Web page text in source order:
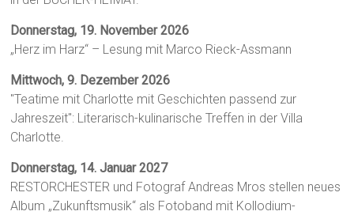
Donnerstag, 19. November 2026
„Herz im Harz“ – Lesung mit Marco Rieck-Assmann
Mittwoch, 9. Dezember 2026
"Teatime mit Charlotte mit Geschichten passend zur
Jahreszeit": Literarisch-kulinarische Treffen in der Villa
Charlotte.
Donnerstag, 14. Januar 2027
RESTORCHESTER und Fotograf Andreas Mros stellen neues
Album „Zukunftsmusik“ als Fotoband mit Kollodium-